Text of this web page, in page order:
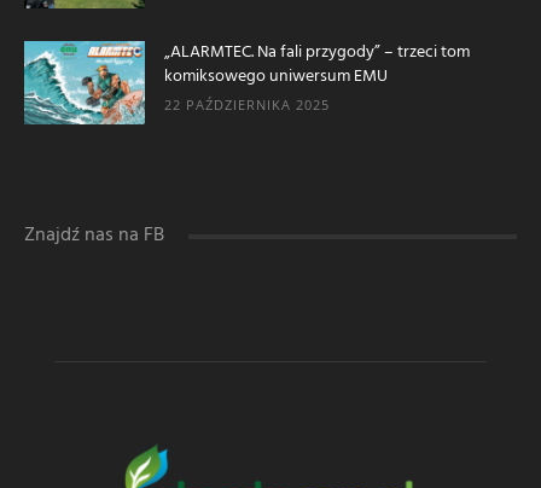
„ALARMTEC. Na fali przygody” – trzeci tom
komiksowego uniwersum EMU
22 PAŹDZIERNIKA 2025
Znajdź nas na FB